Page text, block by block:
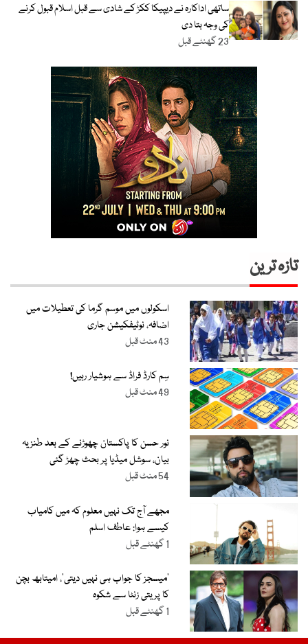
ساتھی اداکارہ نے دیپیکا ککڑ کے شادی سے قبل اسلام قبول کرنے
کی وجہ بتا دی
23 گھنٹے قبل
تازہ ترین
اسکولوں میں موسم گرما کی تعطیلات میں
اضافہ، نوٹیفکیشن جاری
43 منٹ قبل
سِم کارڈ فراڈ سے ہوشیار رہیں!
49 منٹ قبل
نور حسن کا پاکستان چھوڑنے کے بعد طنزیہ
بیان، سوشل میڈیا پر بحث چھڑ گئی
54 منٹ قبل
مجھے آج تک نہیں معلوم کہ میں کامیاب
کیسے ہوا: عاطف اسلم
1 گھنٹے قبل
’میسجز کا جواب ہی نہیں دیتی‘، امیتابھ بچن
کا پریتی زنٹا سے شکوہ
1 گھنٹے قبل